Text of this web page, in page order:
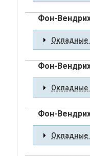
Фон-
Окладные
Фон-
Окладные
Фон-
Окладные